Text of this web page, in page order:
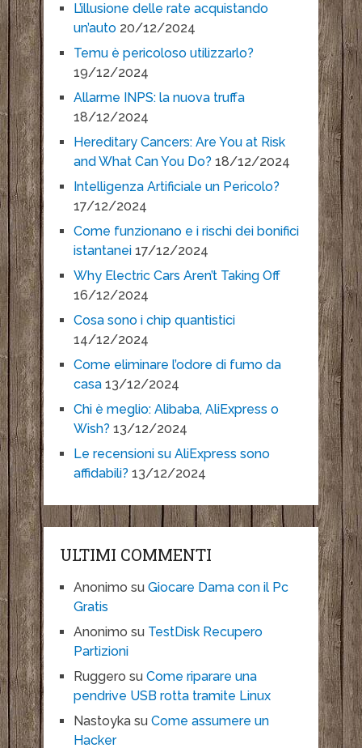
L’illusione delle rate acquistando
un’auto 20/12/2024
Temu è pericoloso utilizzarlo?
19/12/2024
Allarme INPS: la nuova truffa
18/12/2024
Hereditary Cancers: Are You at Risk
and What Can You Do? 18/12/2024
Intelligenza Artificiale un Pericolo?
17/12/2024
Come funzionano e i rischi dei bonifici
istantanei 17/12/2024
Why Electric Cars Aren’t Taking Off
16/12/2024
Cosa sono i chip quantistici
14/12/2024
Come eliminare l’odore di fumo da
casa 13/12/2024
Chi è meglio: Alibaba, AliExpress o
Wish? 13/12/2024
Le recensioni su AliExpress sono
affidabili? 13/12/2024
ULTIMI COMMENTI
Anonimo su Giocare Dama con il Pc
Gratis
Anonimo su TestDisk Recupero
Partizioni
Ruggero su Come riparare una
pendrive USB rotta tramite Linux
Nastoykasu Come assumere un
Hacker